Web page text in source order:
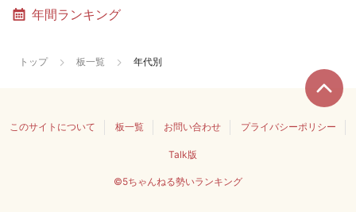
年間ランキング
トップ 板一覧 年代別
このサイトについて 板一覧 お問い合わせ プライバシーポリシー
Talk版
©5ちゃんねる勢いランキング